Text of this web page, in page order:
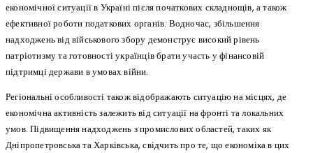
економічної ситуації в Україні після початкових складнощів, а також
ефективної роботи податкових органів. Водночас, збільшення
надходжень від військового збору демонструє високий рівень
патріотизму та готовності українців брати участь у фінансовій
підтримці держави в умовах війни.
Регіональні особливості також відображають ситуацію на місцях, де
економічна активність залежить від ситуації на фронті та локальних
умов. Підвищення надходжень з промислових областей, таких як
Дніпропетровська та Харківська, свідчить про те, що економіка в цих